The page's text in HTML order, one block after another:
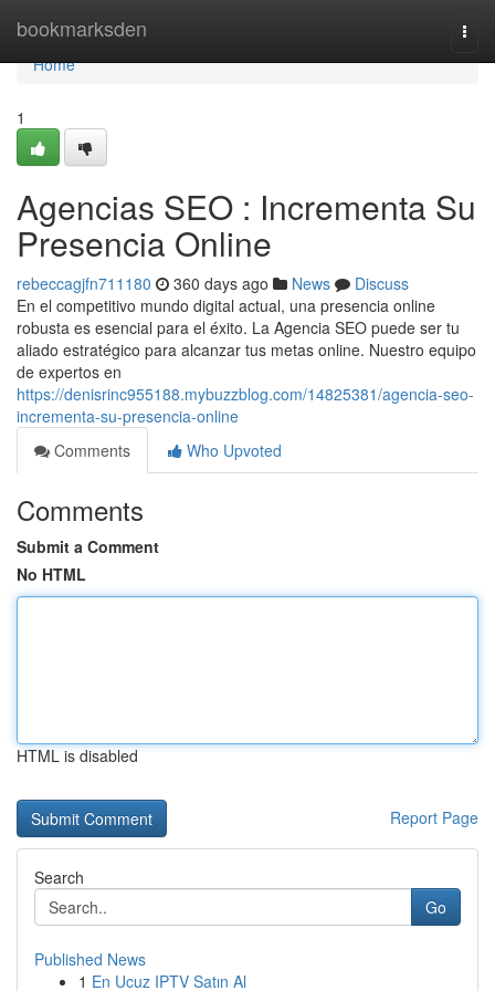
bookmarksden
Home
Home
1
Agencias SEO : Incrementa Su
Presencia Online
rebeccagjfn711180 360 days ago News
Discuss
En el competitivo mundo digital actual, una presencia online
robusta es esencial para el éxito. La Agencia SEO puede ser tu
aliado estratégico para alcanzar tus metas online. Nuestro equipo
de expertos en
https://denisrinc955188.mybuzzblog.com/14825381/agencia-seo-
incrementa-su-presencia-online
Comments
Who Upvoted
Comments
Submit a Comment
No HTML
HTML is disabled
Report Page
Search
Go
Published News
1 En Ucuz IPTV Satın Al